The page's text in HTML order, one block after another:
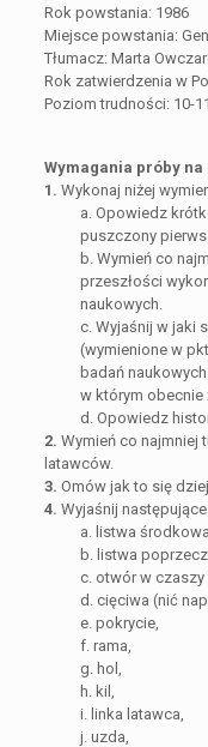
Rok powstania: 1986
Miejsce powstania:
Tłumacz: Marta
Rok zatwierdzenia w
Poziom trudności: 10-
Wymagania próby
1. Wykonaj niżej
a. Opowiedz
puszczony
b. Wymień co
przeszłości
naukowych.
c. Wyjaśnij w jaki
(wymienione w
badań
w którym obecnie
d. Opowiedz
2. Wymień co najmniej
latawców.
3. Omów jak to się
4. Wyjaśnij
a. listwa
b. listwa
c. otwór w czaszy
d. cięciwa (nić
e. pokrycie,
f. rama,
g. hol,
h. kil,
i. linka latawca,
j. uzda,